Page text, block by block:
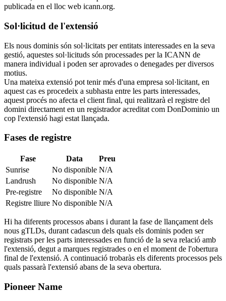
publicada en el lloc web icann.org.
Sol·licitud de l'extensió
Els nous dominis són sol·licitats per entitats interessades en la seva
gestió, aquestes sol·licituds són processades per la ICANN de
manera individual i poden ser aprovades o denegades per diversos
motius.
Una mateixa extensió pot tenir més d'una empresa sol·licitant, en
aquest cas es procedeix a subhasta entre les parts interessades,
aquest procés no afecta el client final, qui realitzarà el registre del
domini directament en un registrador acreditat com DonDominio un
cop l'extensió hagi estat llançada.
Fases de registre
Fase Data
Preu
Sunrise
No disponible N/A
Landrush
No disponible N/A
Pre-registre
No disponible N/A
Registre lliure No disponible N/A
Hi ha diferents processos abans i durant la fase de llançament dels
nous gTLDs, durant cadascun dels quals els dominis poden ser
registrats per les parts interessades en funció de la seva relació amb
l'extensió, degut a marques registrades o en el moment de l'obertura
final de l'extensió. A continuació trobaràs els diferents processos pels
quals passarà l'extensió abans de la seva obertura.
Pioneer Name